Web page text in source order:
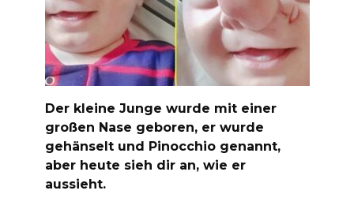
Der kleine Junge wurde mit einer
großen Nase geboren, er wurde
gehänselt und Pinocchio genannt,
aber heute sieh dir an, wie er
aussieht.